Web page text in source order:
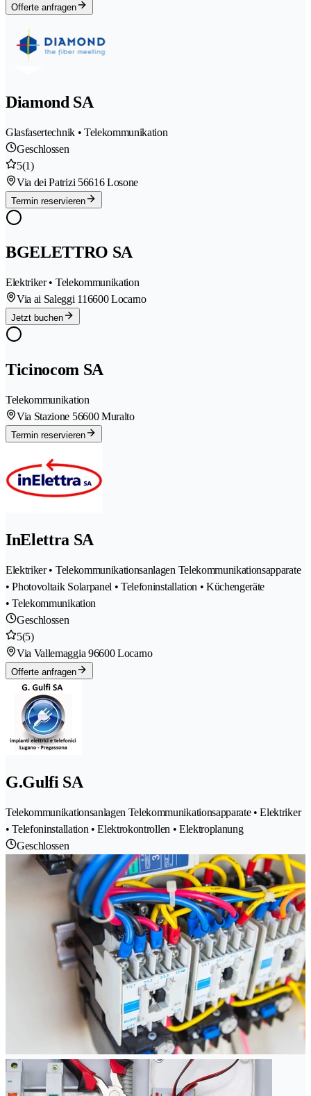
Offerte anfragen
Diamond SA
Glasfasertechnik • Telekommunikation
Geschlossen
5(1)
Via dei Patrizi 56616 Losone
Termin reservieren
BGELETTRO SA
Elektriker • Telekommunikation
Via ai Saleggi 116600 Locarno
Jetzt buchen
Ticinocom SA
Telekommunikation
Via Stazione 56600 Muralto
Termin reservieren
InElettra SA
Elektriker • Telekommunikationsanlagen Telekommunikationsapparate
• Photovoltaik Solarpanel • Telefoninstallation • Küchengeräte
• Telekommunikation
Geschlossen
5(5)
Via Vallemaggia 96600 Locarno
Offerte anfragen
G.Gulfi SA
Telekommunikationsanlagen Telekommunikationsapparate • Elektriker
• Telefoninstallation • Elektrokontrollen • Elektroplanung
Geschlossen